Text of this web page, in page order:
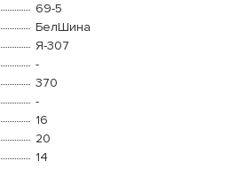
69-5
БелШина
Я-307
-
370
-
16
20
14